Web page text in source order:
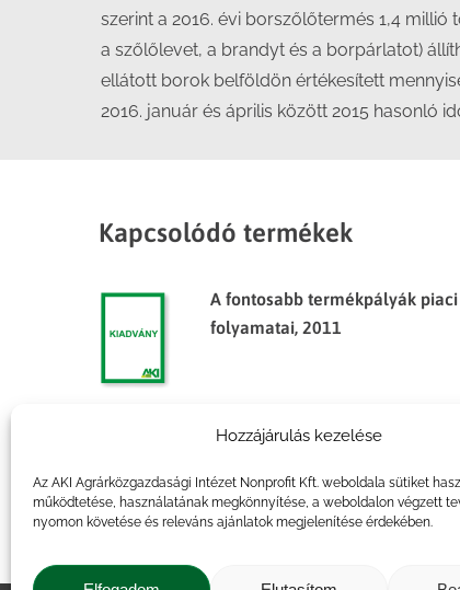
Hozzájárulás kezelése
Az AKI Agrárközgazdasági Intézet Nonprofit Kft. weboldala sütiket
működtetése, használatának megkönnyítése, a weboldalon végzett
nyomon követése és releváns ajánlatok megjelenítése érdekében.
szerint a 2016. évi borszőlőtermés 1,4
a szőlőlevet, a brandyt és a borpárlatot)
ellátott borok belföldön értékesített
2016. január és április között 2015 hasonló
Kapcsolódó termékek
A fontosabb termékpályák piaci
folyamatai, 2011
Agrárpiaci jelentések – Zöldség,
gyümölcs és bor